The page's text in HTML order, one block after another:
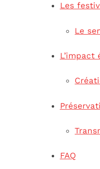
Les
Le
L’impact
FAQ